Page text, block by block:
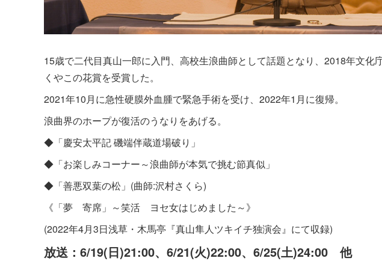
15歳で二代目真山一郎に入門、高校生浪曲師として話題となり、2018年文化
くやこの花賞を受賞した。
2021年10月に急性硬膜外血腫で緊急手術を受け、2022年1月に復帰。
浪曲界のホープが復活のうなりをあげる。
◆「慶安太平記 磯端伴蔵道場破り」
◆「お楽しみコーナー～浪曲師が本気で挑む節真似」
◆「善悪双葉の松」(曲師:沢村さくら)
《「夢 寄席」～笑活 ヨセ女はじめました～》
(2022年4月3日浅草・木馬亭『真山隼人ツキイチ独演会』にて収録)
放送：6/19(日)21:00、6/21(火)22:00、6/25(土)24:00 他